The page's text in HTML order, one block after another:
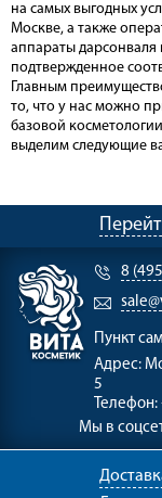
на самых выгодных
Москве, а также
аппараты дарсонваля
подтвержденное
Главным
то, что у нас можно
базовой
выделим следующие
8
Пункт
Адрес:
5
Телефон:
Мы в